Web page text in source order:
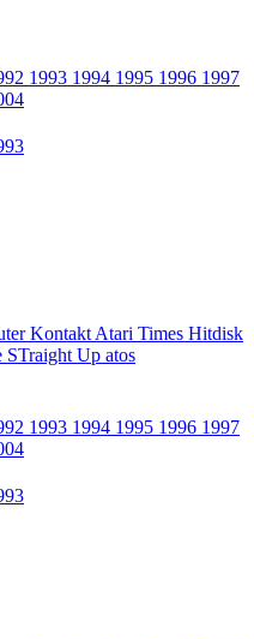
1993 1994 1995 1996 1997
Kontakt Atari Times Hitdisk
STraight Up atos
1993 1994 1995 1996 1997